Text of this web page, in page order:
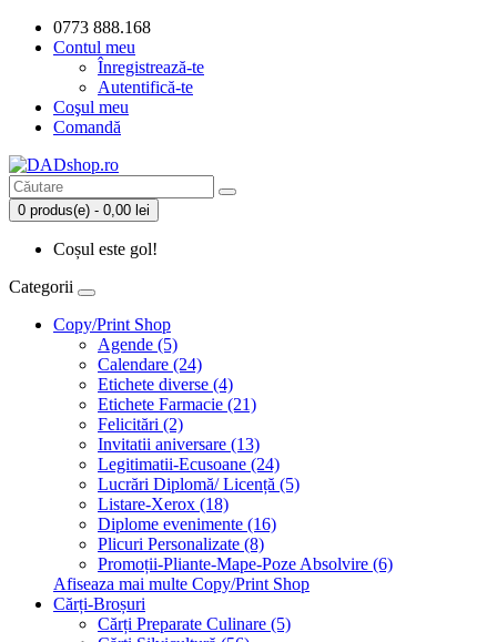
0773 888.168
Contul meu
Înregistrează-te
Autentifică-te
Coşul meu
Comandă
0 produs(e) - 0,00 lei
Coșul este gol!
Categorii
Copy/Print Shop
Agende (5)
Calendare (24)
Etichete diverse (4)
Etichete Farmacie (21)
Felicitări (2)
Invitatii aniversare (13)
Legitimatii-Ecusoane (24)
Lucrări Diplomă/ Licență (5)
Listare-Xerox (18)
Diplome evenimente (16)
Plicuri Personalizate (8)
Promoții-Pliante-Mape-Poze Absolvire (6)
Afiseaza mai multe Copy/Print Shop
Cărți-Broșuri
Cărți Preparate Culinare (5)